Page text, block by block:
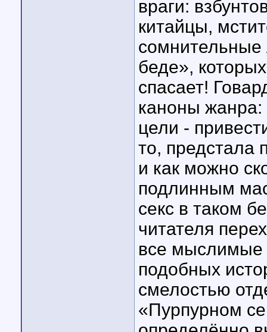
враги:
китайцы,
сомнительные
беде»,
спасает!
каноны
цели -
то,
и как можно
подлинным
секс в таком
читателя
все мыслимые
подобных
смелостью
«Пурпурном